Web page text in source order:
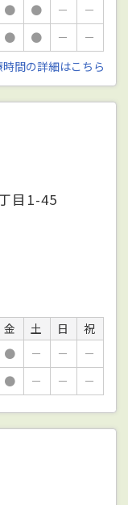
● ● －
－
● ● －
－
時間の詳細はこちら
目1-45
金 土 日
祝
● － －
－
● － － －